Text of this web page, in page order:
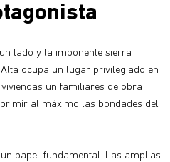
lado y la imponente sierra
ocupa un lugar privilegiado en
unifamiliares de obra
al máximo las bondades del
papel fundamental. Las amplias